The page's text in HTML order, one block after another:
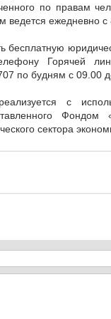
по правам
ведется ежедневно
бесплатную
Горячей
по будням с 09.00
с
Фондом
сектора